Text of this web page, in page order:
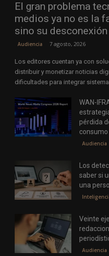
El gran problema
medios ya no es la
sino su desconexión
Audiencia 7 agosto, 2026
Los editores cuentan ya con
distribuir y monetizar noticias
dificultades para integrar
WAN-
pérdida
consumo
Audiencia
Los
saber si
una
Veinte
Audiencia